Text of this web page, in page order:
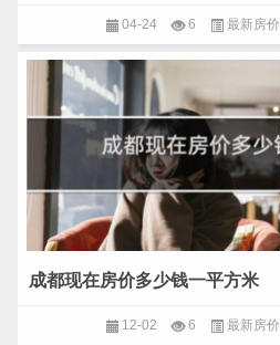
04-24 6 最新房价
成都现在房价多少钱一平方米
12-02 6 最新房价